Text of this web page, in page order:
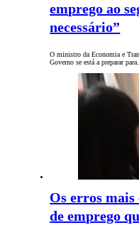
emprego ao
necessário”
O ministro da Economia e
Governo se está a preparar
Os erros mais
de emprego